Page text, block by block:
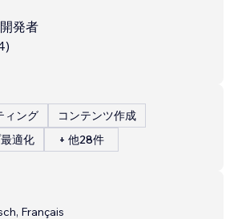
発者
)
ィング
コンテンツ作成
適化
+ 他28件
Français